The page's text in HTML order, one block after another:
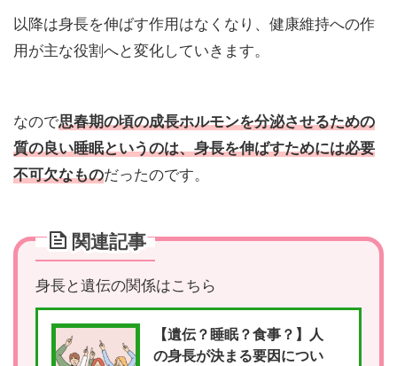
以降は身長を伸ばす作用はなくなり、健康維持への作
用が主な役割へと変化していきます。
なので思春期の頃の成長ホルモンを分泌させるための
質の良い睡眠というのは、身長を伸ばすためには必要
不可欠なものだったのです。
関連記事
身長と遺伝の関係はこちら
【遺伝？睡眠？食事？】人
の身長が決まる要因につい